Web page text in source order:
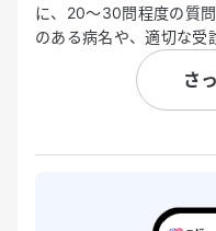
に、20〜30問程度の質
のある病名や、適切な受
さ